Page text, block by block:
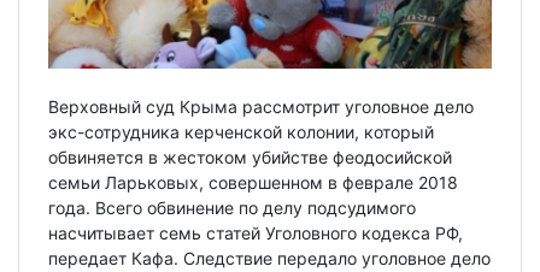
Верховный суд Крыма рассмотрит уголовное дело
экс-сотрудника керченской колонии, который
обвиняется в жестоком убийстве феодосийской
семьи Ларьковых, совершенном в феврале 2018
года. Всего обвинение по делу подсудимого
насчитывает семь статей Уголовного кодекса РФ,
передает Кафа. Следствие передало уголовное дело